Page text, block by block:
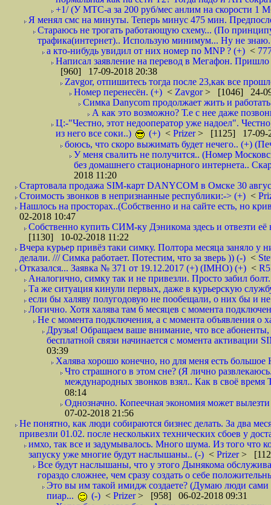
+1/ (У МТС-а за 200 руб/мес анлим на скорости 1
Я менял смс на минуты. Теперь минус 475 мин.
Стараюсь не трогать работающую схему... (По
трафика(интернет).. Использую минимум... Ну не
а кто-нибудь увидил от них номер по MNP ? (+) <
Написал заявление на перевод в Мегафон.
[960] 17-09-2018 20:38
Zavgor, отпишитесь тогда после 23,как все
Номер перенесён. (+) < Zavgor> [1046] 24-
Симка Danycom продолжает жить и
А как это возможно? Т.е с нее даже
Ц:-"Честно, этот недооператор уже надоел".
из него все соки..)
(+) < Prizer> [1125] 17-09-
боюсь, что скоро выжимать будет нечего.. (+)
У меня свалить не получится.. (Номер
без домашнего стационарного интернета..
2018 11:20
Стартовала продажа SIM-карт DANYCOM в Омске 30
Стоимость звонков в непризнанные республики:-> (+) <
Нашлось на просторах..(Собственно и на сайте есть, но
02-2018 10:47
Собственно купить СИМ-ку Дэникома здесь и отвезти
[1130] 10-02-2018 11:22
Вчера курьер привёз таки симку. Полтора месяца заняло
делали. /// Симка работает. Потестим, что за зверь )) (-) <
Отказался... Заявка № 371 от 19.12.2017 (+) (IMHO) (+) <
Аналогично, симку так и не привезли. Просто забил
Та же ситуация кинули первых, даже в курьерскую
если бы халяву полугодовую не пообещали, о них бы и
Логично. Хотя халява там 6 месяцев с момента
Не с момента подключения, а с момента объявления о
Друзья! Обращаем ваше внимание, что все
бесплатной связи начинается с момента
03:39
Халява хорошо конечно, но для меня есть
Что страшного в этом сне? (Я лично
международных звонков взял.. Как в своё
08:14
Однозначно. Копеечная экономия может
07-02-2018 21:56
Не понятно, как люди собираются бизнес делать. За два
привезли 01.02. после нескольких технических сбоев у
имхо, так все и задумывалось. Много шума. Из того что
запуску уже многие будут наслышаны.. (-) < Prizer>
Все будут наслышаны, что у этого Дынякома
гораздо сложнее, чем сразу создать о себе
Это вы им такой имидж создаете? (Думаю люди сами
пиар...
(-) < Prizer> [958] 06-02-2018 09:31